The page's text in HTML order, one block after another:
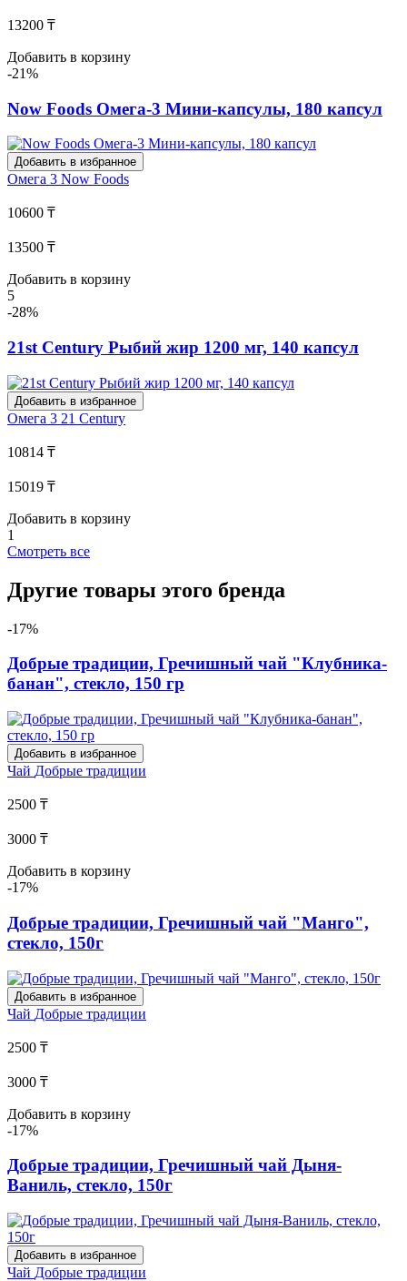
13200 ₸
Добавить в корзину
-21%
Now Foods Омега-3 Мини-капсулы, 180 капсул
Добавить в избранное
Омега 3 Now Foods
10600 ₸
13500 ₸
Добавить в корзину
5
-28%
21st Century Рыбий жир 1200 мг, 140 капсул
Добавить в избранное
Омега 3 21 Century
10814 ₸
15019 ₸
Добавить в корзину
1
Смотреть все
Другие товары этого бренда
-17%
Добрые традиции, Гречишный чай "Клубника-
банан", стекло, 150 гр
Добавить в избранное
Чай Добрые традиции
2500 ₸
3000 ₸
Добавить в корзину
-17%
Добрые традиции, Гречишный чай "Манго",
стекло, 150г
Добавить в избранное
Чай Добрые традиции
2500 ₸
3000 ₸
Добавить в корзину
-17%
Добрые традиции, Гречишный чай Дыня-
Ваниль, стекло, 150г
Добавить в избранное
Чай Добрые традиции